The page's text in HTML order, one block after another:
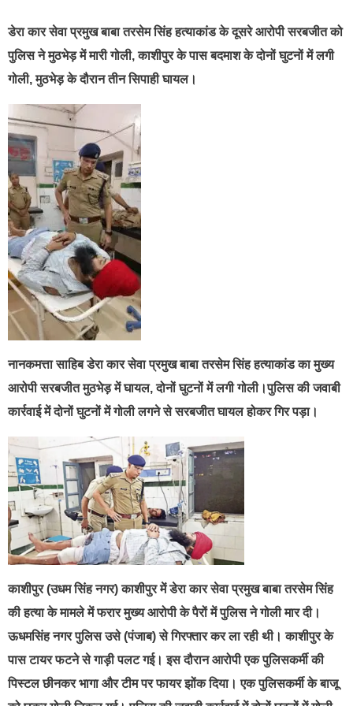
डेरा कार सेवा प्रमुख बाबा तरसेम सिंह हत्याकांड के दूसरे आरोपी सरबजीत को
पुलिस ने मुठभेड़ में मारी गोली, काशीपुर के पास बदमाश के दोनों घुटनों में लगी
गोली, मुठभेड़ के दौरान तीन सिपाही घायल।
नानकमत्ता साहिब डेरा कार सेवा प्रमुख बाबा तरसेम सिंह हत्याकांड का मुख्य
आरोपी सरबजीत मुठभेड़ में घायल, दोनों घुटनों में लगी गोली।पुलिस की जवाबी
कार्रवाई में दोनों घुटनों में गोली लगने से सरबजीत घायल होकर गिर पड़ा।
काशीपुर (उधम सिंह नगर) काशीपुर में डेरा कार सेवा प्रमुख बाबा तरसेम सिंह
की हत्या के मामले में फरार मुख्य आरोपी के पैरों में पुलिस ने गोली मार दी।
ऊधमसिंह नगर पुलिस उसे (पंजाब) से गिरफ्तार कर ला रही थी। काशीपुर के
पास टायर फटने से गाड़ी पलट गई। इस दौरान आरोपी एक पुलिसकर्मी की
पिस्टल छीनकर भागा और टीम पर फायर झोंक दिया। एक पुलिसकर्मी के बाजू